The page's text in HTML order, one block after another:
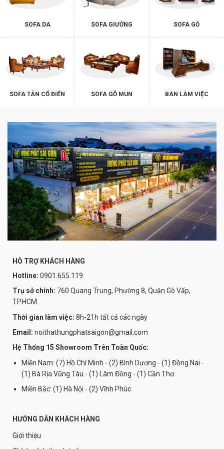
phòng đọc sách hay tại quán cà phê, khách sạn cũng đều rất
4. Sofa gỗ màu be độc đáo, ấm cúng, tạo điểm nhấn
Là cái tên không thể thiếu trong những dòngsofa chất lượng
hiện nay đó chính là sofa gỗ. Với lớp phủ màu be bên ngoài,
nhấn ấn tượng. Ngoài ra, gam màu be cùng chất gỗ truyền
thống còn giúp cho không gian thêm phần ấm cúng, ôn nhã
nhưng không làm mất đi vẻ ngoài cứng cỏi mà sản phẩm mang
lại.
SOFA DA SOFA GIƯỜNG SOFA GỖ
SOFA TÂN CỔ ĐIỂN SOFA GỖ MUN BÀN LÀM VIỆC
HỖ TRỢ KHÁCH HÀNG
Hotline: 0901.655.119
Trụ sở chính: 760 Quang Trung, Phường 8, Quận Gò Vấp,
TP.HCM
Thời gian làm việc: 8h-21h tất cả các ngày
Email: noithathungphatsaigon@gmail.com
Hệ Thống 15 Showroom Trên Toàn Quốc:
Miền Nam: (7) Hồ Chí Minh - (2) Bình Dương - (1) Đồng Nai -
(1) Bà Rịa Vũng Tàu - (1) Lâm Đồng - (1) Cần Thơ
Miền Bắc: (1) Hà Nội - (2) Vĩnh Phúc
HƯỚNG DẪN KHÁCH HÀNG
Giới thiệu